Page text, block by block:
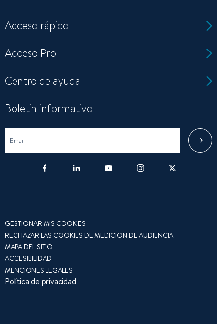
Acceso rápido
Acceso Pro
Centro de ayuda
Boletin informativo
GESTIONAR MIS COOKIES
RECHAZAR LAS COOKIES DE MEDICION DE AUDIENCIA
MAPA DEL SITIO
ACCESIBILIDAD
MENCIONES LEGALES
Política de privacidad